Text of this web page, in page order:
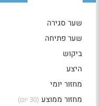
שער סגירה
שער פתיחה
ביקוש
היצע
מחזור יומי
מחזור ממוצע (30 יום)